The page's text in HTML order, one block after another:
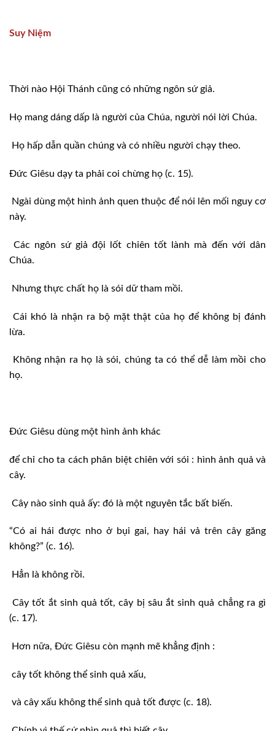
Suy Niệm
Thời nào Hội Thánh cũng có những ngôn sứ giả.
Họ mang dáng dấp là người của Chúa, người nói lời Chúa.
Họ hấp dẫn quần chúng và có nhiều người chạy theo.
Đức Giêsu dạy ta phải coi chừng họ (c. 15).
Ngài dùng một hình ảnh quen thuộc để nói lên mối nguy cơ
này.
Các ngôn sứ giả đội lốt chiên tốt lành mà đến với dân
Chúa.
Nhưng thực chất họ là sói dữ tham mồi.
Cái khó là nhận ra bộ mặt thật của họ để không bị đánh
lừa.
Không nhận ra họ là sói, chúng ta có thể dễ làm mồi cho
họ.
Đức Giêsu dùng một hình ảnh khác
để chỉ cho ta cách phân biệt chiên với sói : hình ảnh quả và
cây.
Cây nào sinh quả ấy: đó là một nguyên tắc bất biến.
“Có ai hái được nho ở bụi gai, hay hái vả trên cây găng
không?” (c. 16).
Hẳn là không rồi.
Cây tốt ắt sinh quả tốt, cây bị sâu ắt sinh quả chẳng ra gì
(c. 17).
Hơn nữa, Đức Giêsu còn mạnh mẽ khẳng định :
cây tốt không thể sinh quả xấu,
và cây xấu không thể sinh quả tốt được (c. 18).